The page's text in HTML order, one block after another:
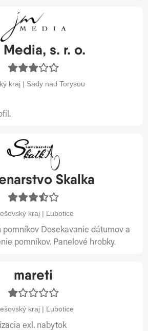
s. r. o.
kraj | Sady nad Torysou
Skalka
kraj | Ľubotice
pomníkov Dosekavanie dátumov a
pomníkov. Panelové hrobky.
mareti
kraj | Ľubotice
exl. nabytok